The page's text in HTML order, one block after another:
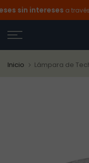
Ir
al
contenido
sin interesesa través
Inicio Lámpara de